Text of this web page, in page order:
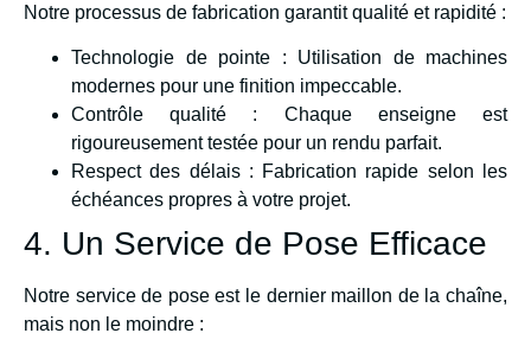
Notre processus de fabrication garantit qualité et rapidité :
Technologie de pointe : Utilisation de machines
modernes pour une finition impeccable.
Contrôle qualité : Chaque enseigne est
rigoureusement testée pour un rendu parfait.
Respect des délais : Fabrication rapide selon les
échéances propres à votre projet.
4. Un Service de Pose Efficace
Notre service de pose est le dernier maillon de la chaîne,
mais non le moindre :